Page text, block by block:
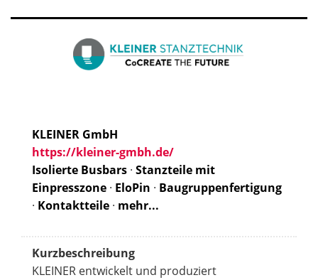
KLEINER GmbH
https://kleiner-gmbh.de/
Isolierte Busbars · Stanzteile mit
Einpresszone · EloPin · Baugruppenfertigung
· Kontaktteile · mehr...
Kurzbeschreibung
KLEINER entwickelt und produziert